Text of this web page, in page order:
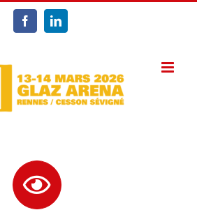
FacebookLinkedIn